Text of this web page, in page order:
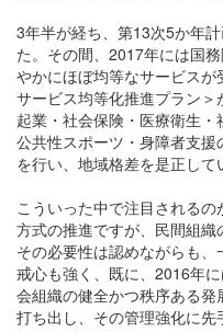
3年半が経ち、第13次5か年
た。その間、2017年には国
やかにほぼ均等なサービス
サービス均等化推進プラン
起業・社会保険・医療衛生
公共性スポーツ・身障者支
を行い、地域格差を是正して
こういった中で注目される
方式の推進ですが、民間組
その必要性は認めながらも
戒心も強く、既に、2016年
会組織の健全かつ秩序ある
打ち出し、その管理強化に